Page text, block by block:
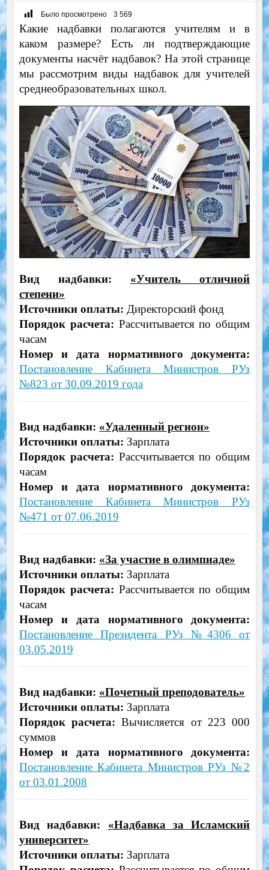
Было просмотрено 3 569
Какие надбавки полагаются учителям и в
каком размере? Есть ли подтверждающие
документы насчёт надбавок? На этой странице
мы рассмотрим виды надбавок для учителей
среднеобразовательных школ.
Вид надбавки: «Учитель отличной
степени»
Источники оплаты: Директорский фонд
Порядок расчета: Рассчитывается по общим
часам
Номер и дата нормативного документа:
Постановление Кабинета Министров РУз
№823 от 30.09.2019 года
Вид надбавки: «Удаленный регион»
Источники оплаты: Зарплата
Порядок расчета: Рассчитывается по общим
часам
Номер и дата нормативного документа:
Постановление Кабинета Министров РУз
№471 от 07.06.2019
Вид надбавки: «За участие в олимпиаде»
Источники оплаты: Зарплата
Порядок расчета: Рассчитывается по общим
часам
Номер и дата нормативного документа:
Постановление Президента РУз №4306 от
03.05.2019
Вид надбавки: «Почетный преподователь»
Источники оплаты: Зарплата
Порядок расчета: Вычисляется от 223 000
суммов
Номер и дата нормативного документа:
Постановление Кабинета Министров РУз №2
от 03.01.2008
Вид надбавки: «Надбавка за Исламский
университет»
Источники оплаты: Зарплата